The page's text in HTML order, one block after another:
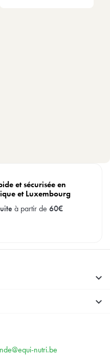
et sécurisée en
et Luxembourg
à partir de 60€


nutri.be